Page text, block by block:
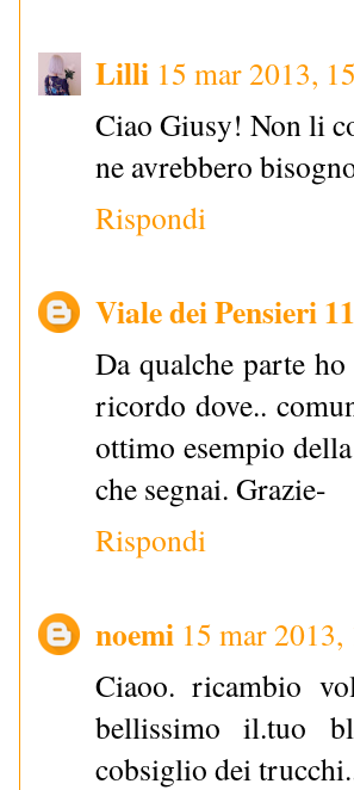
Lilli 15 mar 2013,
Ciao Giusy! Non li
ne avrebbero
Rispondi
Viale dei Pensieri 11
Da qualche parte
ricordo dove..
ottimo esempio
che segnai. Grazie-
Rispondi
noemi 15 mar
Ciaoo. ricambio
bellissimo il.tuo
cobsiglio dei